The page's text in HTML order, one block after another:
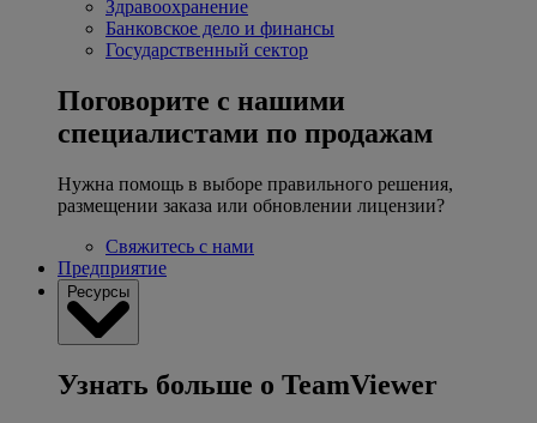
Здравоохранение
Банковское дело и финансы
Государственный сектор
Поговорите с нашими
специалистами по продажам
Нужна помощь в выборе правильного решения,
размещении заказа или обновлении лицензии?
Свяжитесь с нами
Предприятие
Ресурсы
Узнать больше о TeamViewer